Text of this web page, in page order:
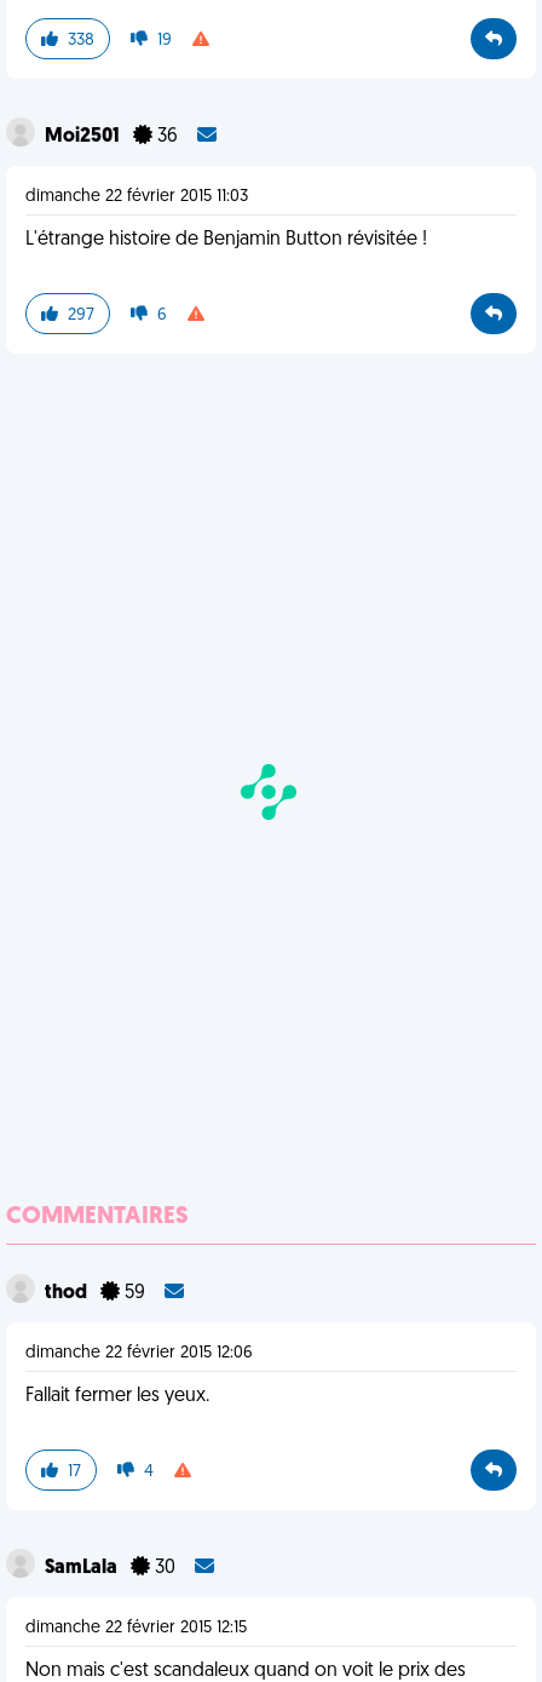
338 19
Moi2501 36
dimanche 22 février 2015 11:03
L'étrange histoire de Benjamin Button révisitée !
297 6
COMMENTAIRES
thod 59
dimanche 22 février 2015 12:06
Fallait fermer les yeux.
17 4
SamLala 30
dimanche 22 février 2015 12:15
Non mais c'est scandaleux quand on voit le prix des